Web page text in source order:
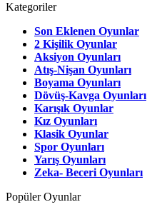
Kategoriler
Son Eklenen Oyunlar
2 Kişilik Oyunlar
Aksiyon Oyunları
Atış-Nişan Oyunları
Boyama Oyunları
Dövüş-Kavga Oyunları
Karışık Oyunlar
Kız Oyunları
Klasik Oyunlar
Spor Oyunları
Yarış Oyunları
Zeka- Beceri Oyunları
Popüler Oyunlar